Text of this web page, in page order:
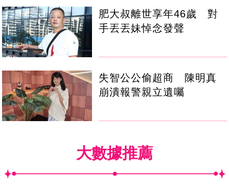
肥大叔離世享年46歲 對
手丟丟妹悼念發聲
失智公公偷超商 陳明真
崩潰報警親立遺囑
大數據推薦